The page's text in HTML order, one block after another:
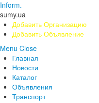
Inform.
sumy.ua
Добавить Организацию
Добавить Объявление
Menu Close
Главная
Новости
Каталог
Объявления
Транспорт